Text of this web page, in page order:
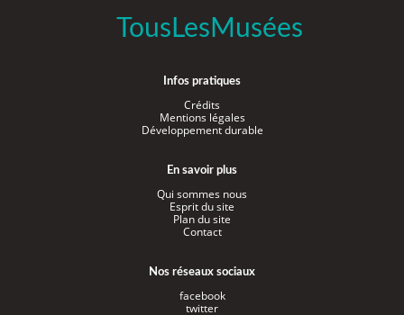
TousLesMusées
Infos pratiques
Crédits
Mentions légales
Développement durable
En savoir plus
Qui sommes nous
Esprit du site
Plan du site
Contact
Nos réseaux sociaux
facebook
twitter